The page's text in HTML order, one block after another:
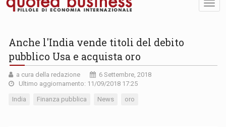
Anche l'India vende titoli del debito
pubblico Usa e acquista oro
a cura della redazione
6 Settembre, 2018
Ultimo aggiornamento: 11/09/2018 17:25
India Finanza pubblica News oro